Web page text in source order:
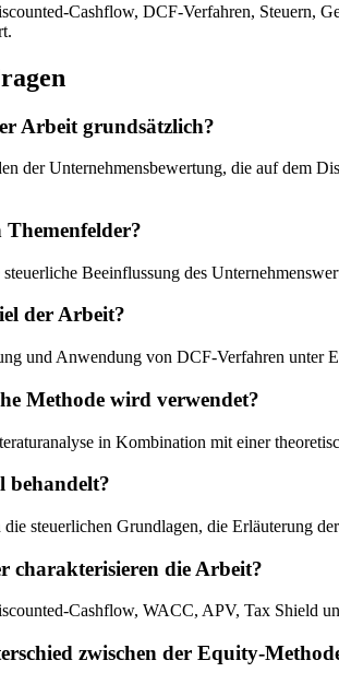
Cashflow, DCF-Verfahren, Steuern,
Arbeit grundsätzlich?
der Unternehmensbewertung, die auf dem
Themenfelder?
Beeinflussung des
der Arbeit?
und Anwendung von DCF-Verfahren unter
Methode wird verwendet?
in Kombination mit einer
behandelt?
steuerlichen Grundlagen, die Erläuterung
charakterisieren die Arbeit?
Cashflow, WACC, APV, Tax Shield
zwischen der Equity-